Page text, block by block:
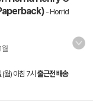
-Horrid
월
(월) 아침 7시 출근전 배송